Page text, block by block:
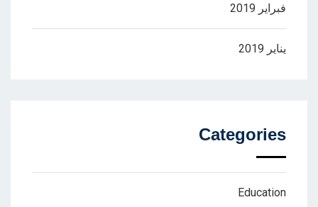
فبراير 2019
يناير 2019
Categories
Education